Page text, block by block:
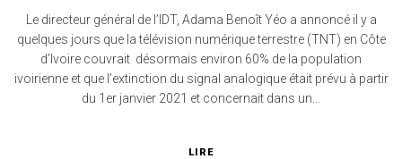
Le directeur général de l’IDT, Adama Benoît Yéo a annoncé il y a
quelques jours que la télévision numérique terrestre (TNT) en Côte
d’Ivoire couvrait désormais environ 60% de la population
ivoirienne et que l’extinction du signal analogique était prévu à partir
du 1er janvier 2021 et concernait dans un...
LIRE